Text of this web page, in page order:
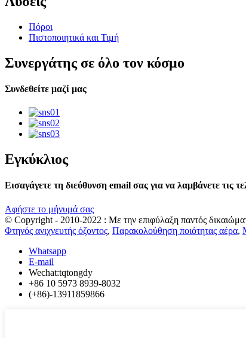
Πόροι
Πιστοποιητικά και Τιμή
Συνεργάτης σε όλο τον κόσμο
Συνδεθείτε μαζί μας
Εγκύκλιος
Εισαγάγετε τη διεύθυνση email σας για να λαμβάνετε τις
Αφήστε το μήνυμά σας
© Copyright - 2010-2022 : Με την επιφύλαξη παντός
Φτηνός ανιχνευτής όζοντος, Παρακολούθηση ποιότητας αέρα,
Whatsapp
E-mail
Wechat:tqtongdy
+86 10 5973 8939-8032
(+86)-13911859866